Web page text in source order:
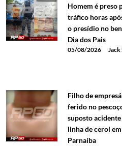
Homem é preso
tráfico horas
o presídio no
Dia dos Pais
05/08/2026 Jack
Filho de
ferido no
suposto
linha de cerol em
Parnaíba